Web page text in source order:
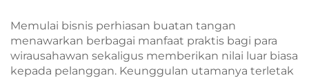
Memulai bisnis perhiasan buatan tangan
menawarkan berbagai manfaat praktis bagi para
wirausahawan sekaligus memberikan nilai luar biasa
kepada pelanggan. Keunggulan utamanya terletak